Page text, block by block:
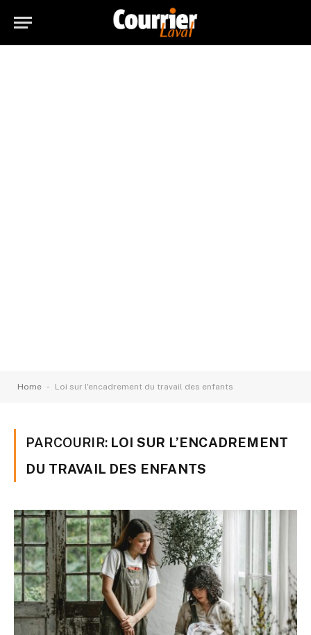
Home - Loi sur l'encadrement du travail des enfants
PARCOURIR: LOI SUR L’ENCADREMENT
DU TRAVAIL DES ENFANTS